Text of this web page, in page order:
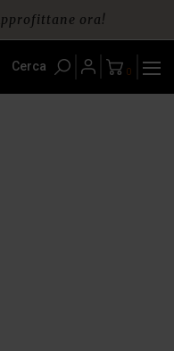
ora!
da € 60
Cerca 0